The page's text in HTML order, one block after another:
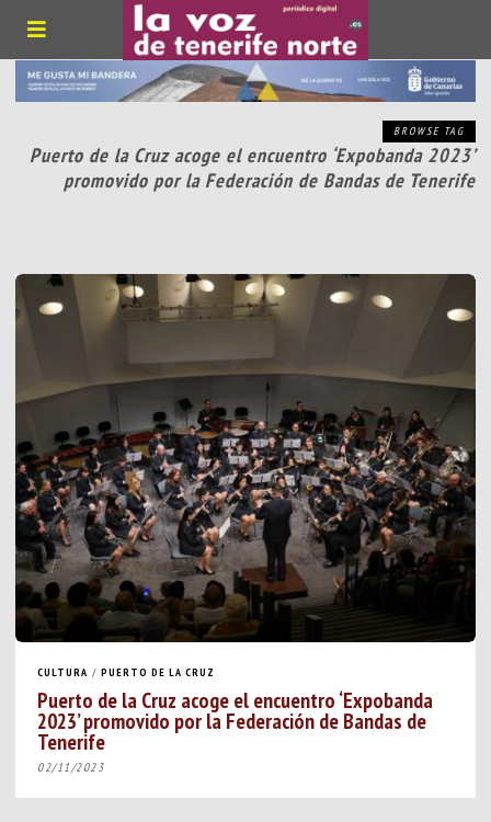
BROWSE TAG
Puerto de la Cruz acoge el encuentro ‘Expobanda 2023’
promovido por la Federación de Bandas de Tenerife
CULTURA / PUERTO DE LA CRUZ
Puerto de la Cruz acoge el encuentro ‘Expobanda
2023’ promovido por la Federación de Bandas de
Tenerife
02/11/2023